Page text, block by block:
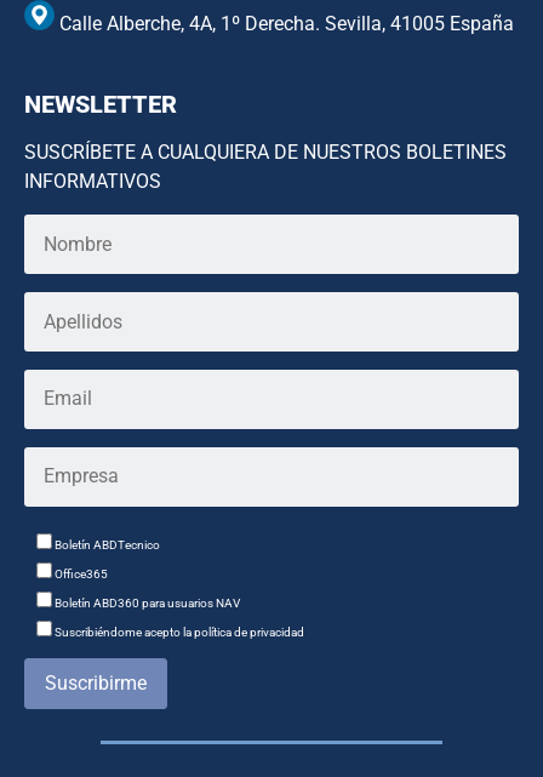
Calle Alberche, 4A, 1º Derecha. Sevilla, 41005 España
NEWSLETTER
SUSCRÍBETE A CUALQUIERA DE NUESTROS BOLETINES
INFORMATIVOS
Boletín ABDTecnico
Office365
Boletín ABD360 para usuarios NAV
Suscribiéndome acepto la política de privacidad
Suscribirme